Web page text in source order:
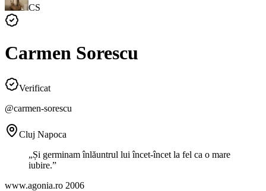
CS
Carmen Sorescu
Verificat
@carmen-sorescu
Cluj Napoca
„Și germinam înlăuntrul lui încet-încet la fel ca o mare
iubire.”
www.agonia.ro 2006